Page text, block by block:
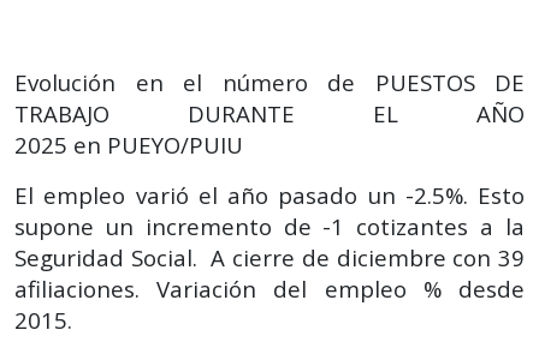
Evolución en el número de PUESTOS DE
TRABAJO DURANTE EL AÑO
2025 en PUEYO/PUIU
El empleo varió el año pasado un -2.5%. Esto
supone un incremento de -1 cotizantes a la
Seguridad Social. A cierre de diciembre con 39
afiliaciones.Variación del empleo % desde
2015.